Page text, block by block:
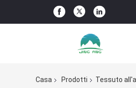
Casa
Prodotti Tessuto